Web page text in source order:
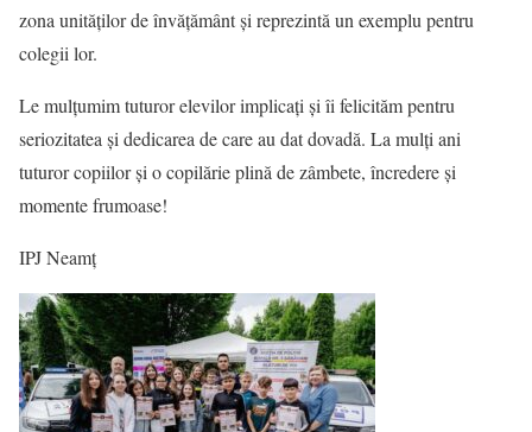
zona unităților de învățământ și reprezintă un exemplu pentru
colegii lor.
Le mulțumim tuturor elevilor implicați și îi felicităm pentru
seriozitatea și dedicarea de care au dat dovadă. La mulți ani
tuturor copiilor și o copilărie plină de zâmbete, încredere și
momente frumoase!
IPJ Neamț